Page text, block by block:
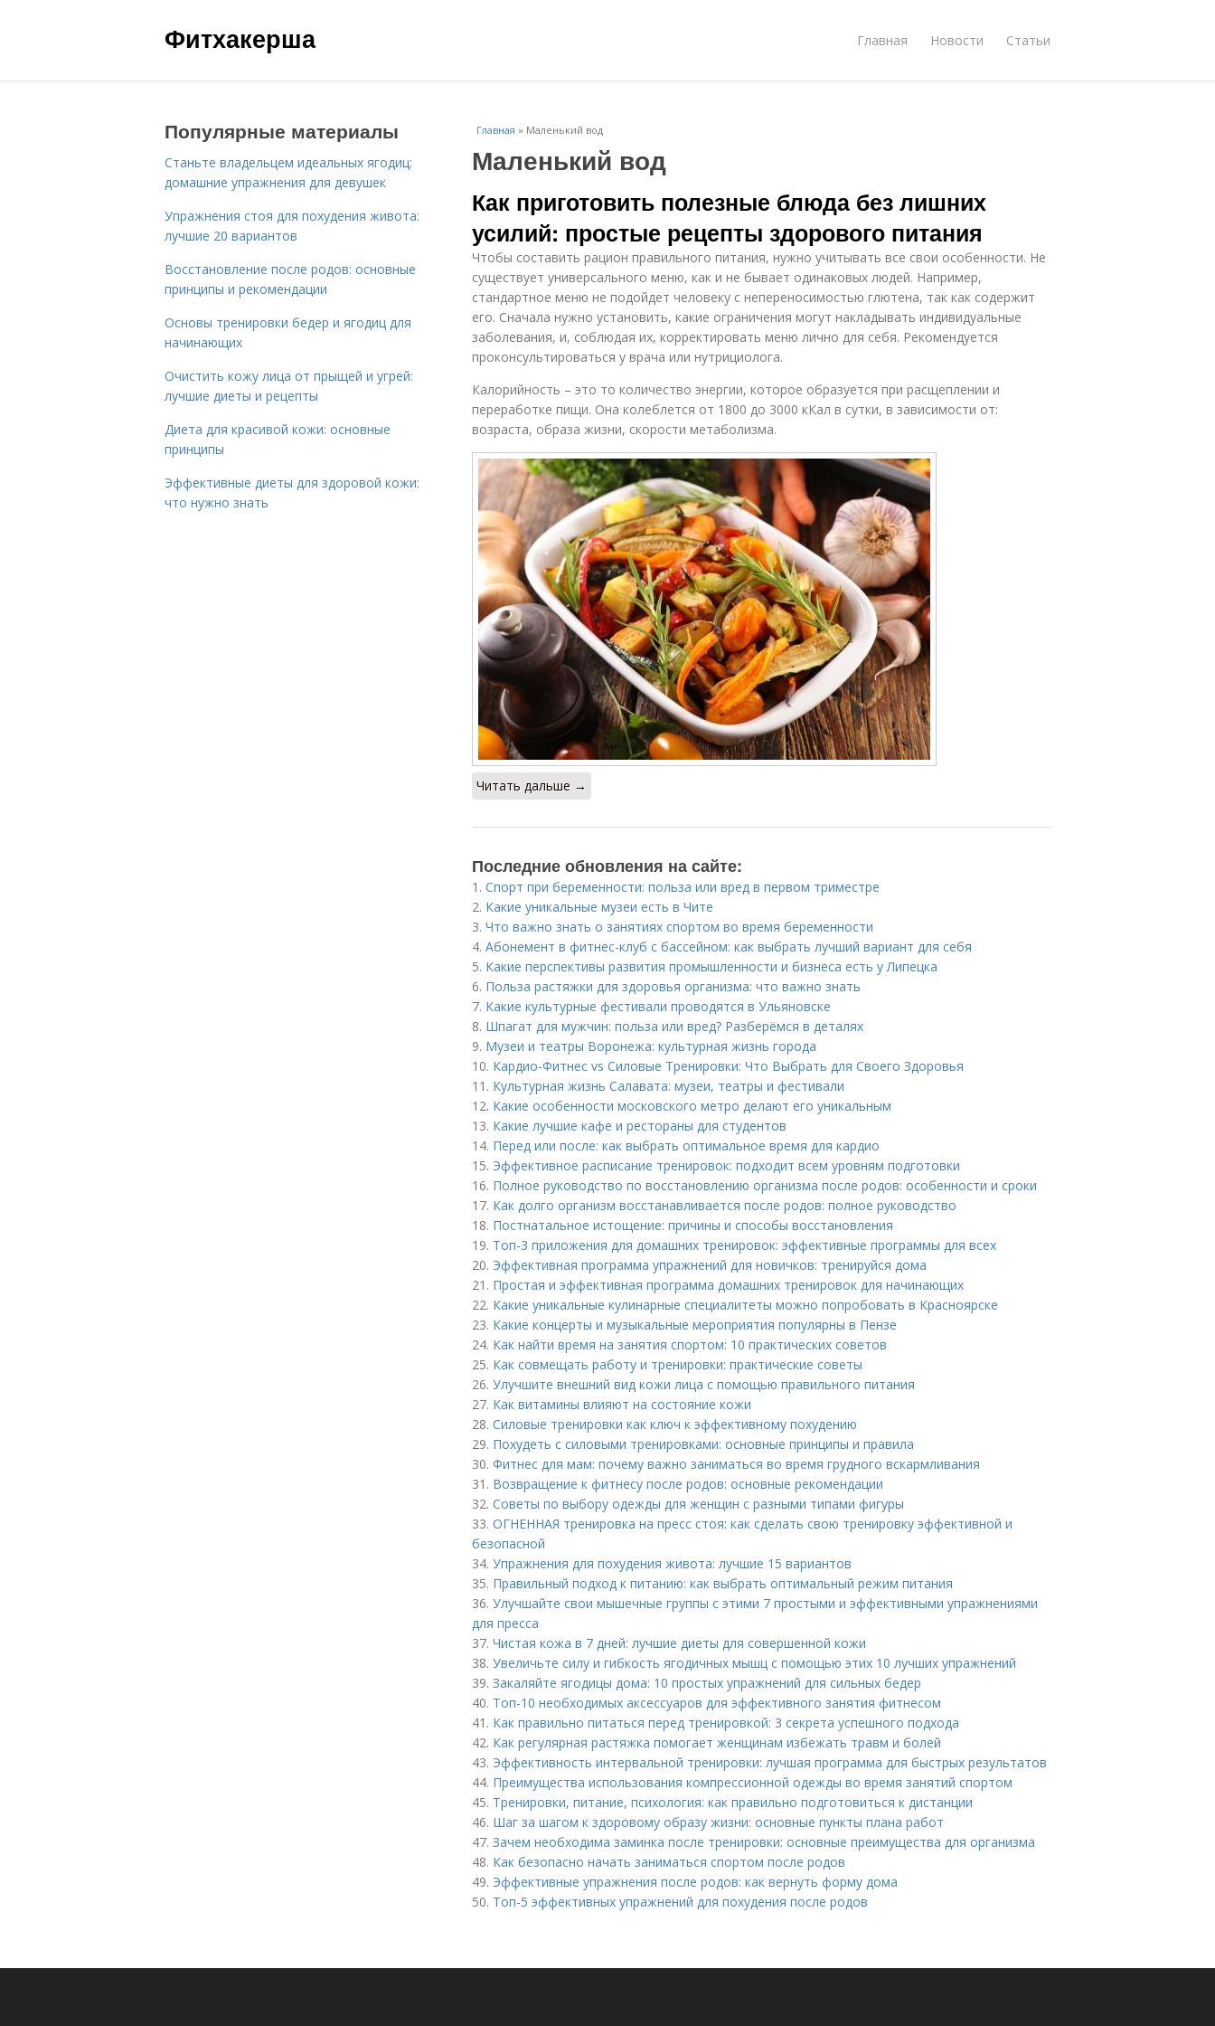
Фитхакерша Главная Новости Статьи
Главная » Маленький вод
Маленький вод
Как приготовить полезные блюда без лишних
усилий: простые рецепты здорового питания
Чтобы составить рацион правильного питания, нужно учитывать все свои особенности. Не
существует универсального меню, как и не бывает одинаковых людей. Например,
стандартное меню не подойдет человеку с непереносимостью глютена, так как содержит
его. Сначала нужно установить, какие ограничения могут накладывать индивидуальные
заболевания, и, соблюдая их, корректировать меню лично для себя. Рекомендуется
проконсультироваться у врача или нутрициолога.
Калорийность – это то количество энергии, которое образуется при расщеплении и
переработке пищи. Она колеблется от 1800 до 3000 кКал в сутки, в зависимости от:
возраста, образа жизни, скорости метаболизма.
Читать дальше →
Последние обновления на сайте:
1. Спорт при беременности: польза или вред в первом триместре
2. Какие уникальные музеи есть в Чите
3. Что важно знать о занятиях спортом во время беременности
4. Абонемент в фитнес-клуб с бассейном: как выбрать лучший вариант для себя
5. Какие перспективы развития промышленности и бизнеса есть у Липецка
6. Польза растяжки для здоровья организма: что важно знать
7. Какие культурные фестивали проводятся в Ульяновске
8. Шпагат для мужчин: польза или вред? Разберёмся в деталях
9. Музеи и театры Воронежа: культурная жизнь города
10. Кардио-Фитнес vs Силовые Тренировки: Что Выбрать для Своего Здоровья
11. Культурная жизнь Салавата: музеи, театры и фестивали
12. Какие особенности московского метро делают его уникальным
13. Какие лучшие кафе и рестораны для студентов
14. Перед или после: как выбрать оптимальное время для кардио
15. Эффективное расписание тренировок: подходит всем уровням подготовки
16. Полное руководство по восстановлению организма после родов: особенности и сроки
17. Как долго организм восстанавливается после родов: полное руководство
18. Постнатальное истощение: причины и способы восстановления
19. Топ-3 приложения для домашних тренировок: эффективные программы для всех
20. Эффективная программа упражнений для новичков: тренируйся дома
21. Простая и эффективная программа домашних тренировок для начинающих
22. Какие уникальные кулинарные специалитеты можно попробовать в Красноярске
23. Какие концерты и музыкальные мероприятия популярны в Пензе
24. Как найти время на занятия спортом: 10 практических советов
25. Как совмещать работу и тренировки: практические советы
26. Улучшите внешний вид кожи лица с помощью правильного питания
27. Как витамины влияют на состояние кожи
28. Силовые тренировки как ключ к эффективному похудению
29. Похудеть с силовыми тренировками: основные принципы и правила
30. Фитнес для мам: почему важно заниматься во время грудного вскармливания
31. Возвращение к фитнесу после родов: основные рекомендации
32. Советы по выбору одежды для женщин с разными типами фигуры
33. ОГНЕННАЯ тренировка на пресс стоя: как сделать свою тренировку эффективной и
безопасной
34. Упражнения для похудения живота: лучшие 15 вариантов
35. Правильный подход к питанию: как выбрать оптимальный режим питания
36. Улучшайте свои мышечные группы с этими 7 простыми и эффективными упражнениями
для пресса
37. Чистая кожа в 7 дней: лучшие диеты для совершенной кожи
38. Увеличьте силу и гибкость ягодичных мышц с помощью этих 10 лучших упражнений
39. Закаляйте ягодицы дома: 10 простых упражнений для сильных бедер
40. Топ-10 необходимых аксессуаров для эффективного занятия фитнесом
41. Как правильно питаться перед тренировкой: 3 секрета успешного подхода
42. Как регулярная растяжка помогает женщинам избежать травм и болей
43. Эффективность интервальной тренировки: лучшая программа для быстрых результатов
44. Преимущества использования компрессионной одежды во время занятий спортом
45. Тренировки, питание, психология: как правильно подготовиться к дистанции
46. Шаг за шагом к здоровому образу жизни: основные пункты плана работ
47. Зачем необходима заминка после тренировки: основные преимущества для организма
48. Как безопасно начать заниматься спортом после родов
49. Эффективные упражнения после родов: как вернуть форму дома
50. Топ-5 эффективных упражнений для похудения после родов
Популярные материалы
Станьте владельцем идеальных ягодиц:
домашние упражнения для девушек
Упражнения стоя для похудения живота:
лучшие 20 вариантов
Восстановление после родов: основные
принципы и рекомендации
Основы тренировки бедер и ягодиц для
начинающих
Очистить кожу лица от прыщей и угрей:
лучшие диеты и рецепты
Диета для красивой кожи: основные
принципы
Эффективные диеты для здоровой кожи:
что нужно знать